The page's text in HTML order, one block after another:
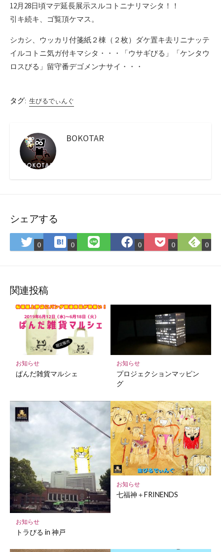
12月28日頃マデ延長展示スルコトニナリマシタ！！
引キ続キ、ゴ覧頂ケマス。
シカシ、ウッカリ付箋紙２棟（２枚）ダケ置キ去リニナッテ
イルコトニ気ガ付キマシタ・・・「ウサギびる」「ケンタウ
ロスびる」留守番デゴメンナサイ・・・
タグ: 生びるでぃんぐ
BOKOTAR
シェアする
Twitter
で
ア
0 は
て
マ
ー
ク
に
保
存
0
LINE
で
Facebook
で
0
Pocket
に
0
で
0
関連投稿
お知らせ
ぱんだ雑貨マルシェ
お知らせ
プロジェクションマッピン
グ
お知らせ
トラびる in 神戸
お知らせ
七福神＋FRINENDS